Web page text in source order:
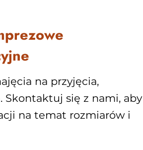
na przyjęcia,
Skontaktuj się z nami, aby
na temat rozmiarów i